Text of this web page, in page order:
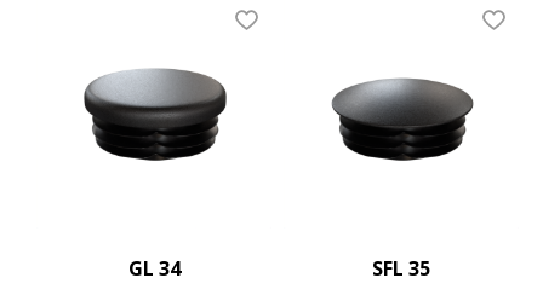
GL 34
Lägg till i favoriter
SFL 35